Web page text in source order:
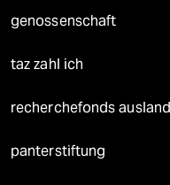
genossenschaft
taz zahl ich
recherchefonds ausland
panterstiftung